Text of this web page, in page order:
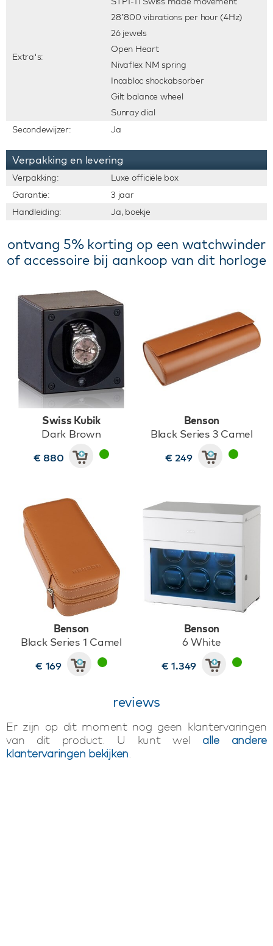
Extra's:
28’800 vibrations per hour (4Hz)
26 jewels
Open Heart
Nivaflex NM spring
Incabloc shockabsorber
Gilt balance wheel
Sunray dial
Secondewijzer:
Ja
Verpakking en levering
Verpakking:
Luxe officiële box
Garantie:
3 jaar
Handleiding:
Ja, boekje
ontvang 5% korting op een watchwinder
of accessoire bij aankoop van dit horloge
Swiss Kubik
Dark Brown
€ 880
Benson
Black Series 3 Camel
€ 249
Benson
Black Series 1 Camel
€ 169
Benson
6 White
€ 1.349
reviews
Er zijn op dit moment nog geen klantervaringen
van dit product. U kunt wel alle andere
klantervaringen bekijken.